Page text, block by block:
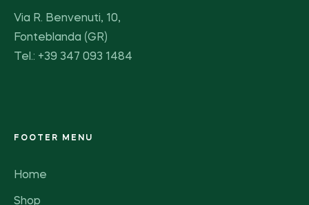
Via R. Benvenuti, 10,
Fonteblanda (GR)
Tel.: +39 347 093 1484
FOOTER MENU
Home
Shop